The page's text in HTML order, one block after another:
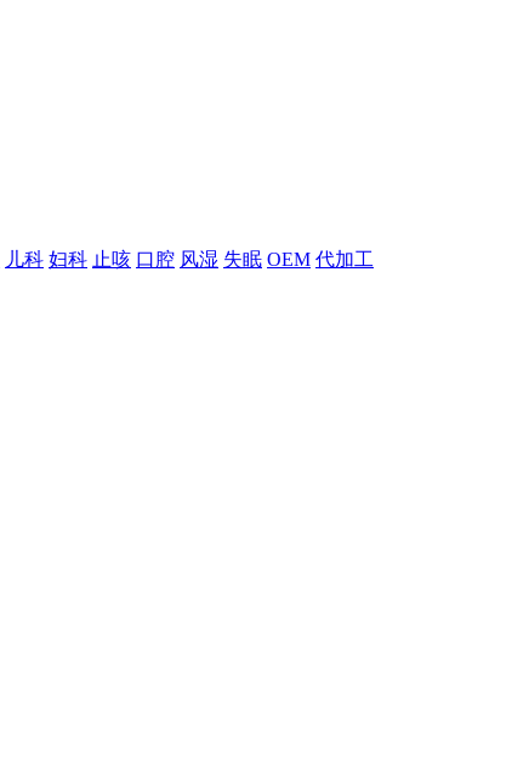
儿科 妇科 止咳 口腔 风湿 失眠 OEM 代加工